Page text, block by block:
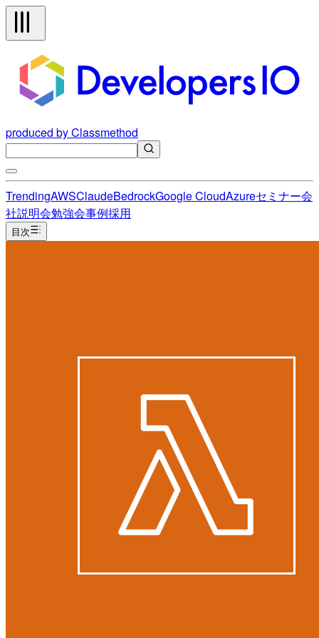
produced by Classmethod
TrendingAWSClaudeBedrockGoogle CloudAzureセミナー会
社説明会勉強会事例採用
目次